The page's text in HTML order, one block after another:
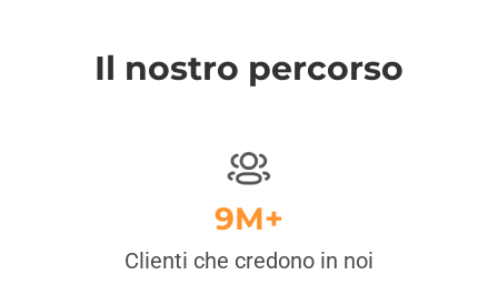
Il nostro percorso
9M+
Clienti che credono in noi